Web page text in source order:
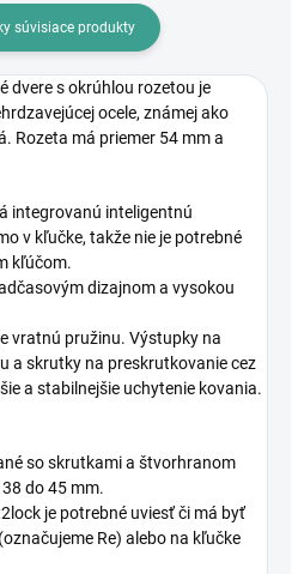
súvisiace produkty
dvere s okrúhlou rozetou je
ocele, známej ako
Rozeta má priemer 54 mm a
integrovanú inteligentnú
v kľučke, takže nie je potrebné
kľúčom.
dizajnom a vysokou
vratnú pružinu. Výstupky na
a skrutky na preskrutkovanie cez
a stabilnejšie uchytenie kovania.
so skrutkami a štvorhranom
do 45 mm.
je potrebné uviesť či má byť
Re) alebo na kľučke